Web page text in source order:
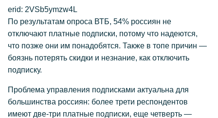
erid: 2VSb5ymzw4L
По результатам опроса ВТБ, 54% россиян не
отключают платные подписки, потому что надеются,
что позже они им понадобятся. Также в топе причин —
боязнь потерять скидки и незнание, как отключить
подписку.
Проблема управления подписками актуальна для
большинства россиян: более трети респондентов
имеют две-три платные подписки, еще четверть —